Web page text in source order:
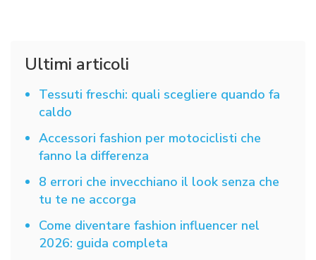
Ultimi articoli
Tessuti freschi: quali scegliere quando fa
caldo
Accessori fashion per motociclisti che
fanno la differenza
8 errori che invecchiano il look senza che
tu te ne accorga
Come diventare fashion influencer nel
2026: guida completa